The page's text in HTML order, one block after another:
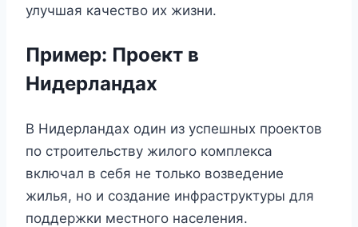
улучшая качество их жизни.
Пример: Проект в
Нидерландах
В Нидерландах один из успешных проектов
по строительству жилого комплекса
включал в себя не только возведение
жилья, но и создание инфраструктуры для
поддержки местного населения.